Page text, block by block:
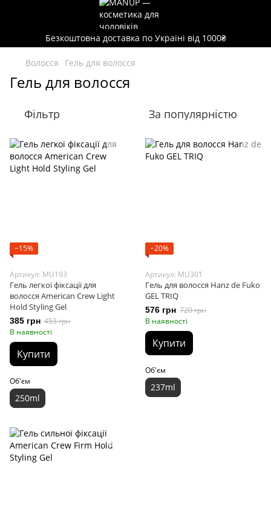
Безкоштовна доставка по Україні від 1000₴
Волосся Гель для волосся
Гель для волосся
Фільтр За популярністю
−15%
Артикул: MU193
Гель легкої фіксації для
волосся American Crew Light
Hold Styling Gel
385 грн 453 грн
В наявності
Купити
Об'єм
250ml
−20%
Артикул: MU301
Гель для волосся Hanz de Fuko
GEL TRIQ
576 грн 720 грн
В наявності
Купити
Об'єм
237ml